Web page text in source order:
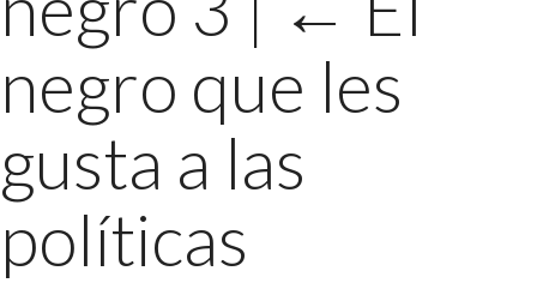
negro que les
gusta a las
políticas